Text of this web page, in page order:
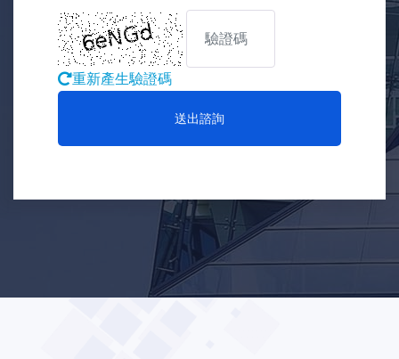
重新產生驗證碼
送出諮詢